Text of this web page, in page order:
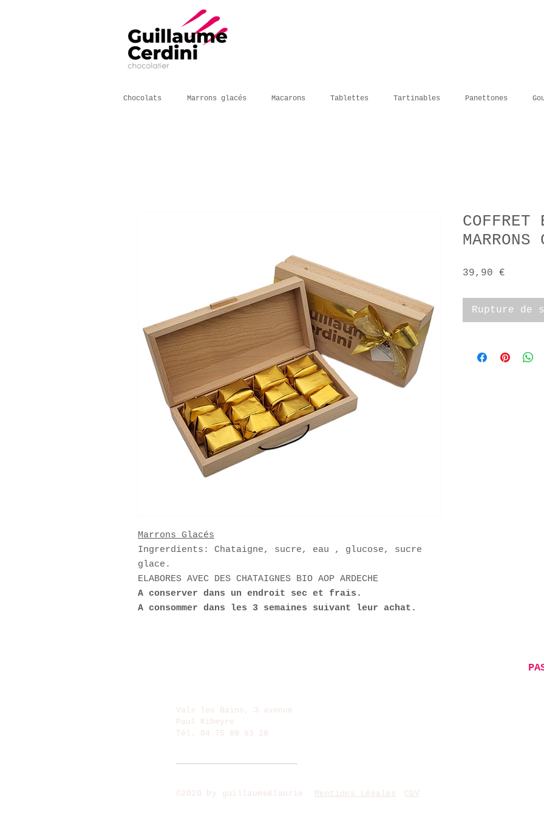
Chocolats Marrons glacés Macarons Tablettes Tartinables Panettones
Marrons Glacés
Ingrerdients: Chataigne, sucre, eau , glucose, sucre
glace.
ELABORES AVEC DES CHATAIGNES BIO AOP ARDECHE
A conserver dans un endroit sec et frais.
A consommer dans les 3 semaines suivant leur achat.
MARRONS
39,90 €
Rupture de
Vals les Bains, 3 avenue
Paul Ribeyre
Tél. 04 75 88 93 28
©2020 by guillaume&laurie Mentions Légales CGV